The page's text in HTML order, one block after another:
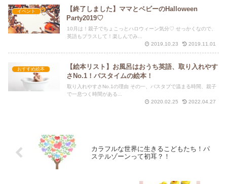
イベント
【終了しました】ママとベビーのHalloween
Party2019♡
10月は！親子でちょこっとハロウィーン気分♡ せっかくなので、
英語もプラスして！楽しんでみ...
2019.10.23
2019.11.01
おすすめ絵本
【絵本リスト】お風呂はおうち英語、取り入れやす
さNo.1！バスタイムの絵本！
取り入れやすさNo.1の理由 その一、バスタブで温まる時間、親子
で一息つく時間がある...
2020.02.25
2022.04.27
カラフルな世界に生きるこどもたち！パ
ステルゾーンって初耳？！